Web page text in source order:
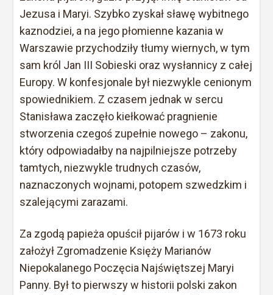
Jezusa i Maryi. Szybko zyskał sławę wybitnego
kaznodziei, a na jego płomienne kazania w
Warszawie przychodziły tłumy wiernych, w tym
sam król Jan III Sobieski oraz wysłannicy z całej
Europy. W konfesjonale był niezwykle cenionym
spowiednikiem. Z czasem jednak w sercu
Stanisława zaczęło kiełkować pragnienie
stworzenia czegoś zupełnie nowego – zakonu,
który odpowiadałby na najpilniejsze potrzeby
tamtych, niezwykle trudnych czasów,
naznaczonych wojnami, potopem szwedzkim i
szalejącymi zarazami.
Za zgodą papieża opuścił pijarów i w 1673 roku
założył Zgromadzenie Księży Marianów
Niepokalanego Poczęcia Najświętszej Maryi
Panny. Był to pierwszy w historii polski zakon